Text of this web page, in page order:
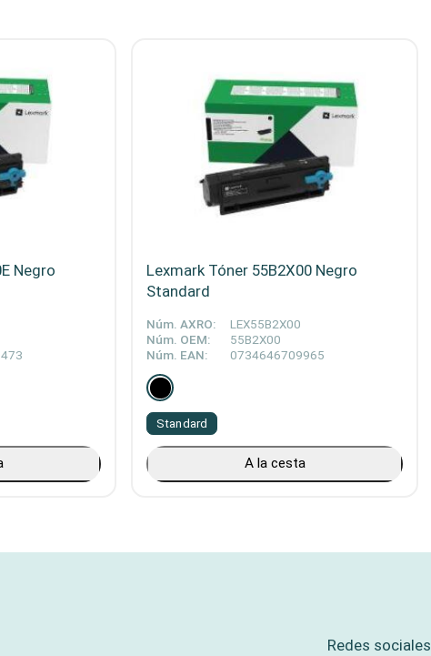
Negro
Lexmark Tóner 55B2X00 Negro
Standard
Núm. AXRO:
LEX55B2X00
Núm. OEM:
55B2X00
Núm. EAN:
0734646709965
Standard
A la cesta
Redes sociales